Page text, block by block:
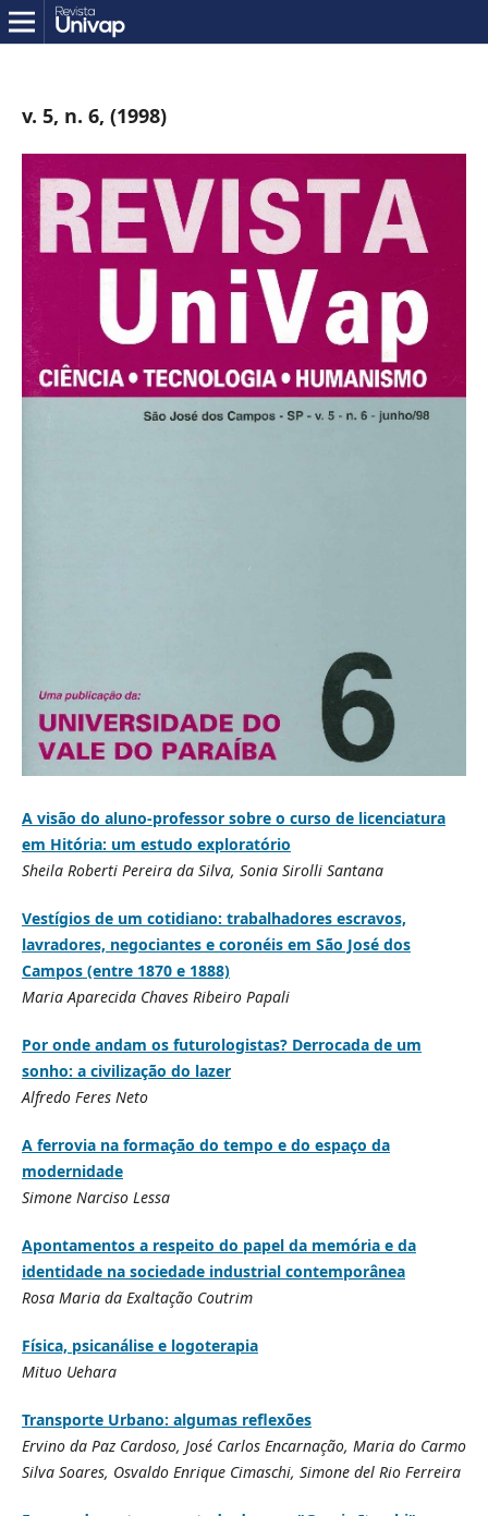
v. 5, n. 6, (1998)
A visão do aluno-professor sobre o curso de licenciatura
em Hitória: um estudo exploratório
Sheila Roberti Pereira da Silva, Sonia Sirolli Santana
Vestígios de um cotidiano: trabalhadores escravos,
lavradores, negociantes e coronéis em São José dos
Campos (entre 1870 e 1888)
Maria Aparecida Chaves Ribeiro Papali
Por onde andam os futurologistas? Derrocada de um
sonho: a civilização do lazer
Alfredo Feres Neto
A ferrovia na formação do tempo e do espaço da
modernidade
Simone Narciso Lessa
Apontamentos a respeito do papel da memória e da
identidade na sociedade industrial contemporânea
Rosa Maria da Exaltação Coutrim
Física, psicanálise e logoterapia
Mituo Uehara
Transporte Urbano: algumas reflexões
Ervino da Paz Cardoso, José Carlos Encarnação, Maria do Carmo
Silva Soares, Osvaldo Enrique Cimaschi, Simone del Rio Ferreira